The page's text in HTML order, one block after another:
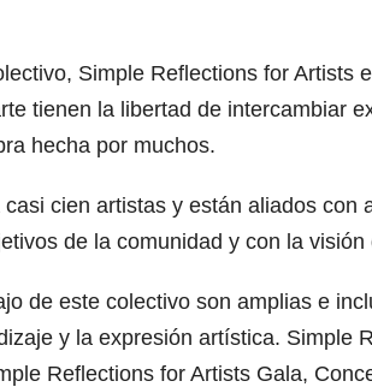
Simple Reflections for Artists
tienen la libertad de intercambiar
hecha por muchos.
cien artistas y están aliados
de la comunidad y con la
de este colectivo son amplias e
y la expresión artística. Simple
Reflections for Artists Gala,